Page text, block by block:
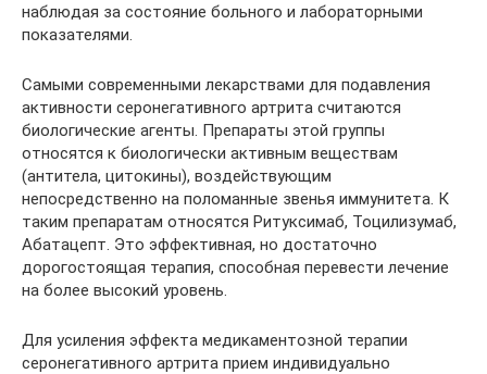
наблюдая за состояние больного и лабораторными
показателями.
Самыми современными лекарствами для подавления
активности серонегативного артрита считаются
биологические агенты. Препараты этой группы
относятся к биологически активным веществам
(антитела, цитокины), воздействующим
непосредственно на поломанные звенья иммунитета. К
таким препаратам относятся Ритуксимаб, Тоцилизумаб,
Абатацепт. Это эффективная, но достаточно
дорогостоящая терапия, способная перевести лечение
на более высокий уровень.
Для усиления эффекта медикаментозной терапии
серонегативного артрита прием индивидуально